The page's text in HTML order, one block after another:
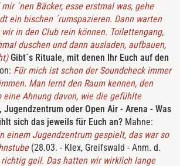
´nen Bäcker, esse erstmal was, gehe
ein bischen ´rumspazieren. Dann warten
in den Club rein können. Toilettengang,
duschen und dann ausladen, aufbauen,
Gibt´s Rituale, mit denen Ihr Euch auf den
Für mich ist schon der Soundcheck immer
Man lernt den Raum kennen, den
eine Ahnung davon, wie die gefühlte
Jugendzentrum oder Open Air - Arena - Was
sich das jeweils für Euch an? Mahne:
einem Jugendzentrum gespielt, das war so
(28.03. - Klex, Greifswald - Anm. d.
geil. Das hatten wir wirklich lange